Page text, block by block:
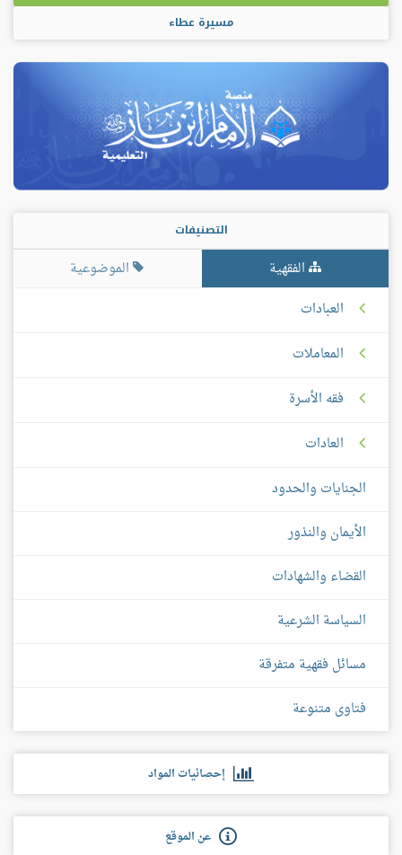
مسيرة عطاء
التصنيفات
الفقهية
الموضوعية
العبادات
المعاملات
فقه الأسرة
العادات
الجنايات والحدود
الأيمان والنذور
القضاء والشهادات
السياسة الشرعية
مسائل فقهية متفرقة
فتاوى متنوعة
إحصائيات المواد
عن الموقع